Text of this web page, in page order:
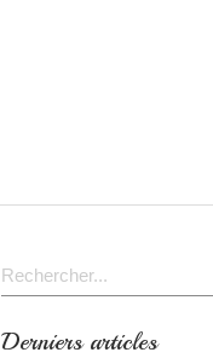
Rechercher
Derniers articles